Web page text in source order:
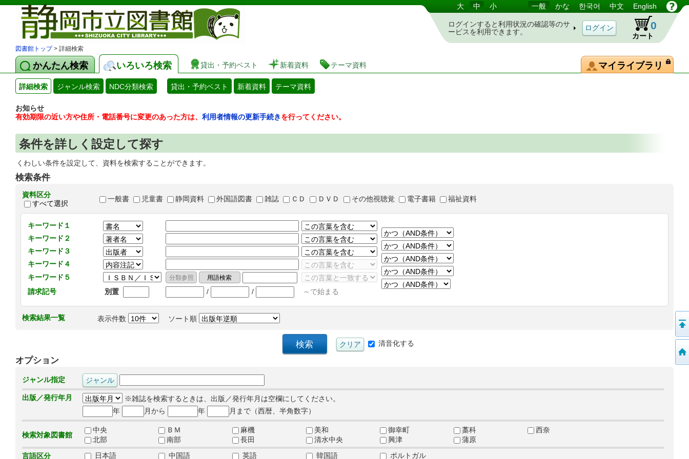
図書館 蔵書検索・予約システム 大 中 小 一般 かな 한국어 中文 English
ログインすると利用状況の確認等のサ
ービスを利用できます。
カート
0
図書館トップ> 詳細検索
かんたん検索 いろいろ検索 貸出・予約ベスト 新着資料 テーマ資料 マイライブラリ
詳細検索 ジャンル検索 NDC分類検索 貸出・予約ベスト 新着資料 テーマ資料
お知らせ
有効期限の近い方や住所・電話番号に変更のあった方は、 利用者情報の更新手続きを行ってください。
条件を詳しく設定して探す
くわしい条件を設定して、資料を検索することができます。
検索条件
資料区分
すべて選択
一般書 児童書 静岡資料 外国語図書 雑誌 ＣＤ ＤＶＤ その他視聴覚 電子書籍 福祉資料
キーワード１
キーワード２
キーワード３
キーワード４
キーワード５
請求記号
別置 / / ～で始まる
検索結果一覧 表示件数 ソート順
清音化する
オプション
ジャンル指定
出版／発行年月
※雑誌を検索するときは、出版／発行年月は空欄にしてください。
年
月から 年 月まで（西暦、半角数字）
検索対象図書館
中央 ＢＭ 麻機 美和 御幸町 藁科
西奈
北部
南部 長田 清水中央 興津
蒲原
言語区分
日本語 中国語 英語 韓国語 ポルトガル